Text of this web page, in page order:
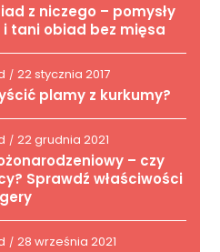
z niczego – pomysły
i tani obiad bez mięsa
/ 22 stycznia 2017
plamy z kurkumy?
/ 22 grudnia 2021
– czy
Sprawdź właściwości
/ 28 września 2021